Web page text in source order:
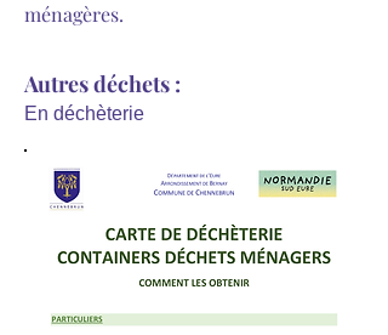
ménagères.
Autres déchets :
En déchèterie